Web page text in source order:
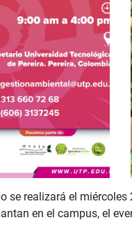
se realizará el
en el campus, el